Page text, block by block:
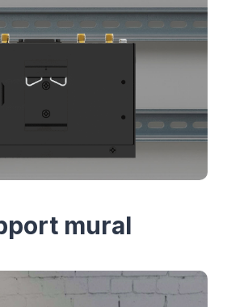
mural